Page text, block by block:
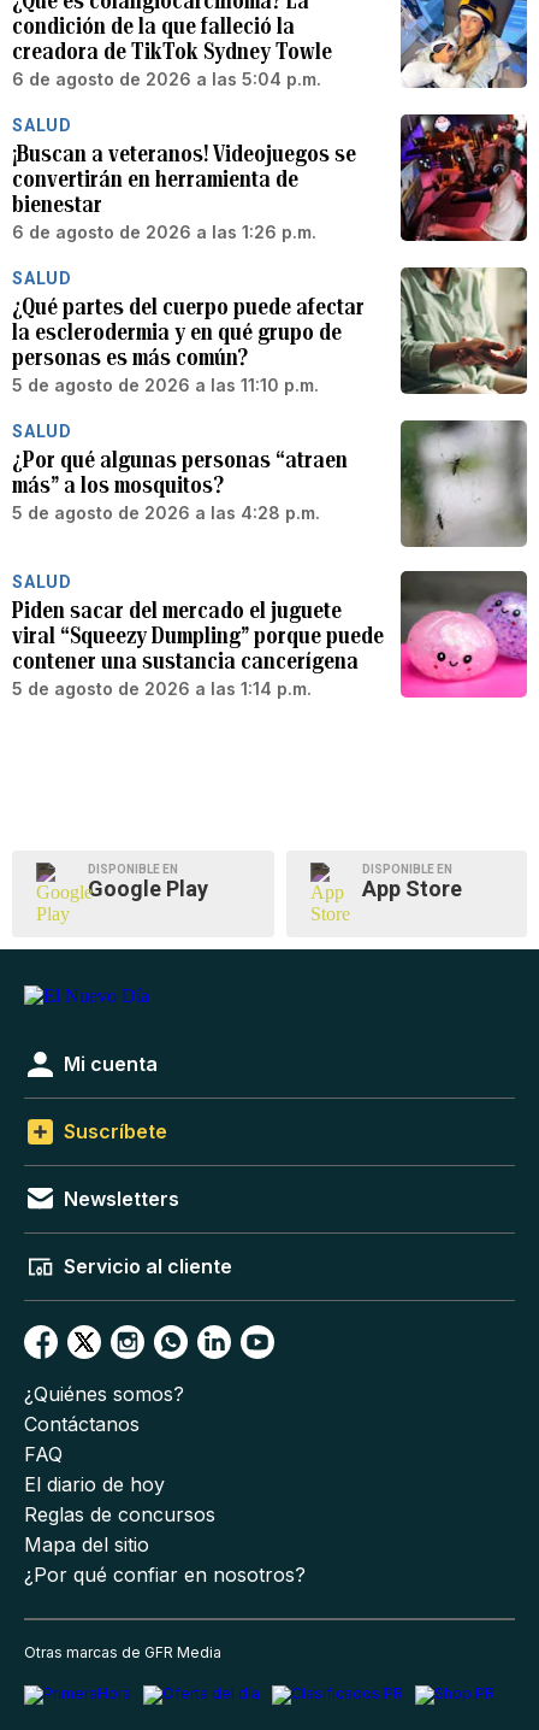
condición de la que falleció la
creadora de TikTok Sydney Towle
6 de agosto de 2026 a las 5:04 p.m.
SALUD
¡Buscan a veteranos! Videojuegos se
convertirán en herramienta de
bienestar
6 de agosto de 2026 a las 1:26 p.m.
SALUD
¿Qué partes del cuerpo puede afectar
la esclerodermia y en qué grupo de
personas es más común?
5 de agosto de 2026 a las 11:10 p.m.
SALUD
¿Por qué algunas personas “atraen
más” a los mosquitos?
5 de agosto de 2026 a las 4:28 p.m.
SALUD
Piden sacar del mercado el juguete
viral “Squeezy Dumpling” porque puede
contener una sustancia cancerígena
5 de agosto de 2026 a las 1:14 p.m.
DISPONIBLE EN
Google Play
DISPONIBLE EN
App Store
Mi cuenta
Suscríbete
Newsletters
Servicio al cliente
¿Quiénes somos?
Contáctanos
FAQ
El diario de hoy
Reglas de concursos
Mapa del sitio
¿Por qué confiar en nosotros?
Otras marcas de GFR Media